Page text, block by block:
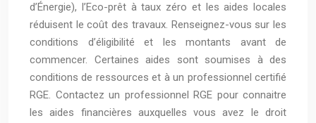
d’Énergie), l’Eco-prêt à taux zéro et les aides locales
réduisent le coût des travaux. Renseignez-vous sur les
conditions d’éligibilité et les montants avant de
commencer. Certaines aides sont soumises à des
conditions de ressources et à un professionnel certifié
RGE. Contactez un professionnel RGE pour connaitre
les aides financières auxquelles vous avez le droit